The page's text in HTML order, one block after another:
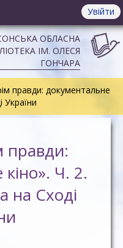
Увійти
ОБЛАСНА
ІМ. ОЛЕСЯ
ГОНЧАРА
правди: документальне
України
правди:
Ч. 2.
на Сході